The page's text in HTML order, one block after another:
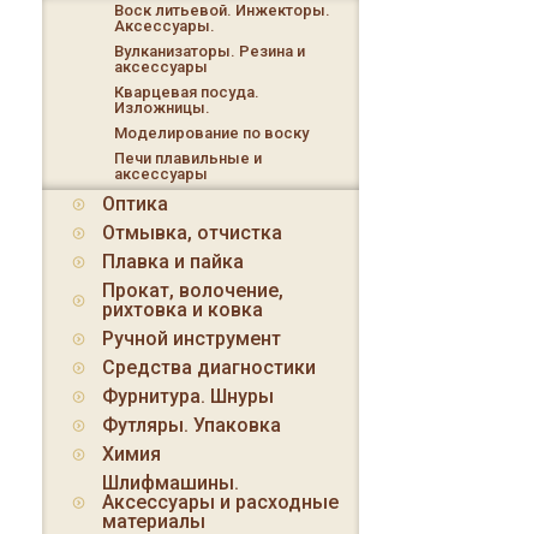
Воск литьевой. Инжекторы.
Аксессуары.
Вулканизаторы. Резина и
аксессуары
Кварцевая посуда.
Изложницы.
Моделирование по воску
Печи плавильные и
аксессуары
Оптика
Отмывка, отчистка
Плавка и пайка
Прокат, волочение,
рихтовка и ковка
Ручной инструмент
Средства диагностики
Фурнитура. Шнуры
Футляры. Упаковка
Химия
Шлифмашины.
Аксессуары и расходные
материалы